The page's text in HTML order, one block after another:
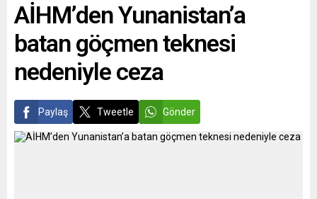
AİHM’den Yunanistan’a
batan göçmen teknesi
nedeniyle ceza
Paylaş Tweetle Gönder